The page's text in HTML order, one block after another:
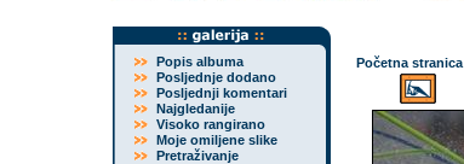
Popis albuma
Posljednje dodano
Posljednji komentari
Najgledanije
Visoko rangirano
Moje omiljene slike
Pretraživanje
Početna stranica